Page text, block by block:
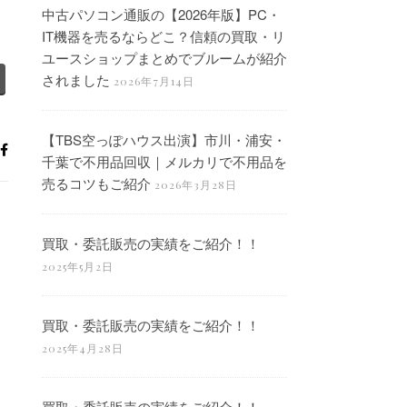
中古パソコン通販の【2026年版】PC・
IT機器を売るならどこ？信頼の買取・リ
ユースショップまとめでブルームが紹介
されました 2026年7月14日
【TBS空っぽハウス出演】市川・浦安・
千葉で不用品回収｜メルカリで不用品を
売るコツもご紹介 2026年3月28日
買取・委託販売の実績をご紹介！！
2025年5月2日
買取・委託販売の実績をご紹介！！
2025年4月28日